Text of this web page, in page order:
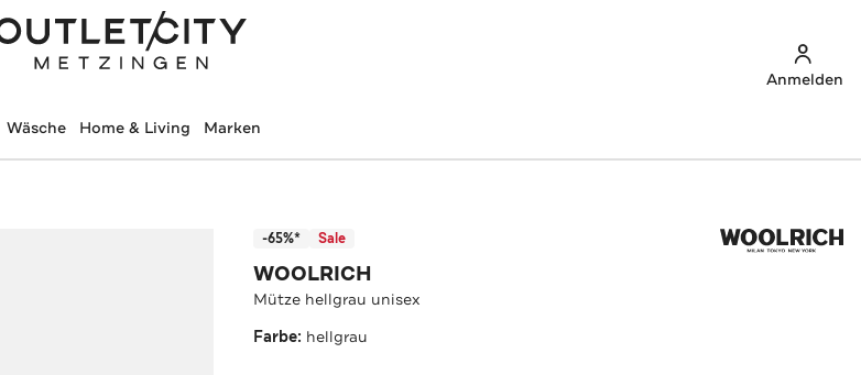
Anmelden
Wäsche Home & Living Marken
-65%* Sale
WOOLRICH
Mütze hellgrau unisex
Farbe: hellgrau